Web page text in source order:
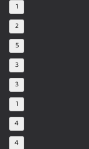
1
2
5
3
3
1
4
4